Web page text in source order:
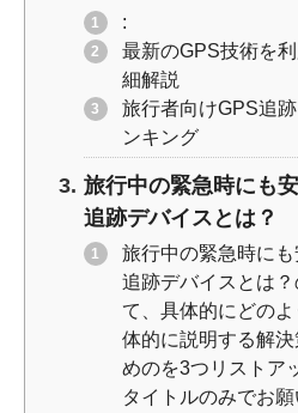
:
最新のGPS技術を
細解説
旅行者向けGPS追
ンキング
旅行中の緊急時にも
追跡デバイスとは？
旅行中の緊急時に
追跡デバイスとは
て、具体的にどの
体的に説明する解
めのを3つリストア
タイトルのみでお